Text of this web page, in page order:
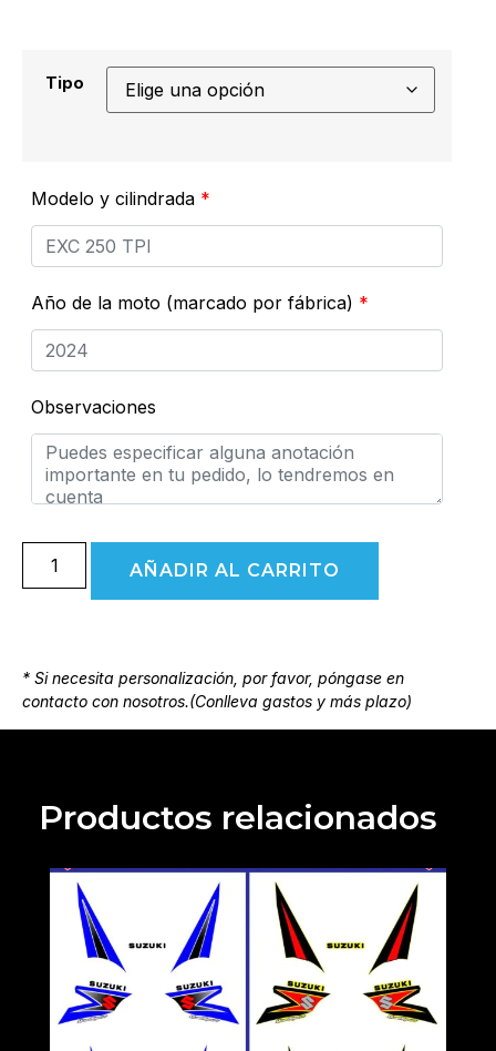
Tipo
Modelo y cilindrada *
Año de la moto (marcado por fábrica) *
Observaciones
AÑADIR AL CARRITO
* Si necesita personalización, por favor, póngase en
contacto con nosotros.(Conlleva gastos y más plazo)
Productos relacionados